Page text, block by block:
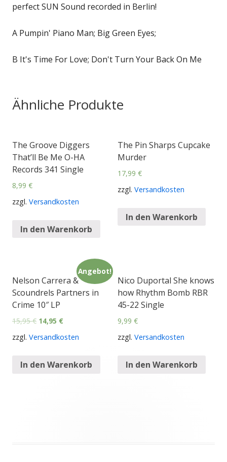
perfect SUN Sound recorded in Berlin!
A Pumpin' Piano Man; Big Green Eyes;
B It's Time For Love; Don't Turn Your Back On Me
Ähnliche Produkte
The Groove Diggers
That’ll Be Me O-HA
Records 341 Single
8,99 €
zzgl. Versandkosten
In den Warenkorb
The Pin Sharps Cupcake
Murder
17,99 €
zzgl. Versandkosten
In den Warenkorb
Angebot!
Nelson Carrera &
Scoundrels Partners in
Crime 10″ LP
15,95€ 14,95 €
zzgl. Versandkosten
In den Warenkorb
Nico Duportal She knows
how Rhythm Bomb RBR
45-22 Single
9,99 €
zzgl. Versandkosten
In den Warenkorb